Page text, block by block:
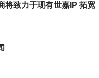
将致力于现有世嘉IP 拓宽